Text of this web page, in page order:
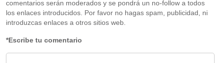
comentarios serán moderados y se pondrá un no-follow a todos
los enlaces introducidos. Por favor no hagas spam, publicidad, ni
introduzcas enlaces a otros sitios web.
*Escribe tu comentario